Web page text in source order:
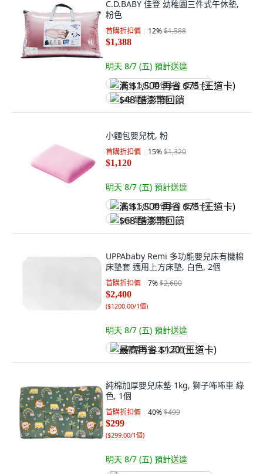
C.D.BABY 佳登 幼稚園三件式午休墊,
粉色
首購折扣價 12%$1,588
$1,388
明天 8/7 (五) 預計送達
满 $1,500 再省 $75 (王道卡)
$48 酷澎幣回饋
小麵包嬰兒枕, 粉
首購折扣價 15%$1,320
$1,120
明天 8/7 (五) 預計送達
满 $1,500 再省 $75 (王道卡)
$68 酷澎幣回饋
UPPAbaby Remi 多功能嬰兒床有機棉
床墊套 適用上方床墊, 白色, 2個
首購折扣價 7%$2,600
$2,400
($1200.00/1個)
明天 8/7 (五) 預計送達
最高再省 $120 (王道卡)
純棉加厚嬰兒床墊 1kg, 獅子咘咘車 綠
色, 1個
首購折扣價 40%$499
$299
($299.00/1個)
明天 8/7 (五) 預計送達